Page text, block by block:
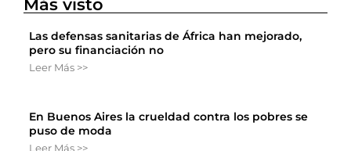
Más visto
Las defensas sanitarias de África han mejorado,
pero su financiación no
Leer Más >>
En Buenos Aires la crueldad contra los pobres se
puso de moda
Leer Más >>